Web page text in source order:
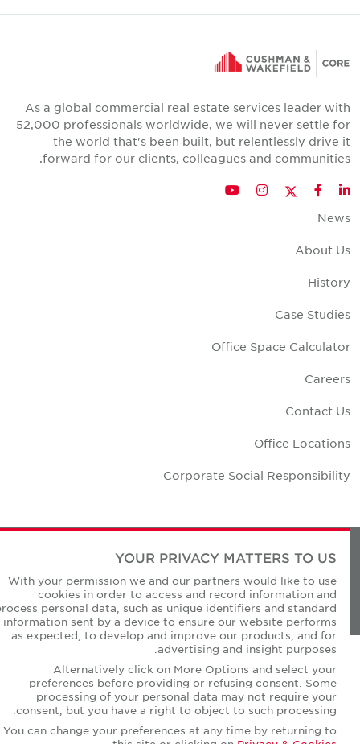
As a global commercial real estate services leader with
52,000 professionals worldwide, we will never settle for
the world that's been built, but relentlessly drive it
forward for our clients, colleagues and communities.
LinkedIn
Facebook
Twitter
Instagram
YouTube
News
About Us
History
Case Studies
Office Space Calculator
Careers
Contact Us
Office Locations
Corporate Social Responsibility
Privacy Policies
© Copyright Cushman & Wakefield Core 2026.
All Rights Reserved.
YOUR PRIVACY MATTERS TO US
With your permission we and our partners would like to use
cookies in order to access and record information and
process personal data, such as unique identifiers and standard
information sent by a device to ensure our website performs
as expected, to develop and improve our products, and for
advertising and insight purposes.
Alternatively click on More Options and select your
preferences before providing or refusing consent. Some
processing of your personal data may not require your
consent, but you have a right to object to such processing.
You can change your preferences at any time by returning to